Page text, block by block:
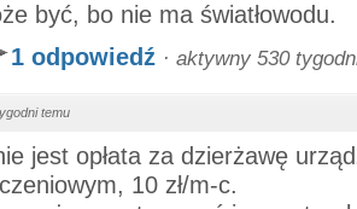
być, bo nie ma światłowodu.
1 odpowiedź · aktywny 530
temu
jest opłata za dzierżawę
10 zł/m-c.